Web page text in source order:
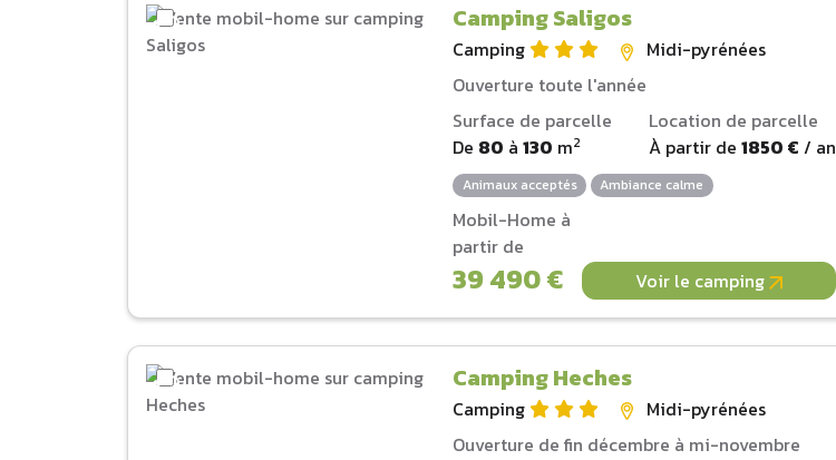
Camping Saligos
Camping
Midi-pyrénées
Ouverture toute l'année
Surface de parcelle
De 80 à130 m2
Location de parcelle
À partir de 1850 € / an
Animaux acceptés Ambiance calme
Mobil-Home à
partir de
39 490 € Voir le camping
Camping Heches
Camping
Midi-pyrénées
Ouverture de fin décembre à mi-novembre